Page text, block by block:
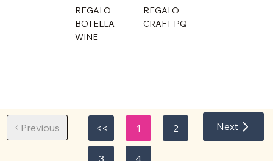
REGALO
BOTELLA
WINE
REGALO
CRAFT PQ
Next
Previous << 1 2